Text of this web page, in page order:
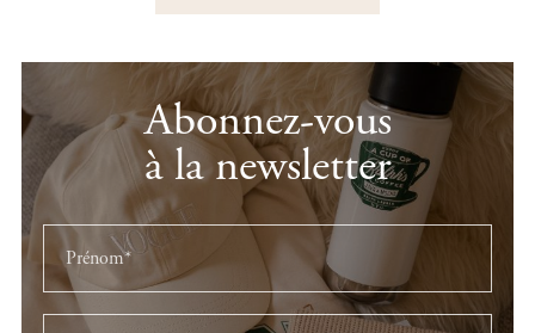
Abonnez-vous
à la newsletter